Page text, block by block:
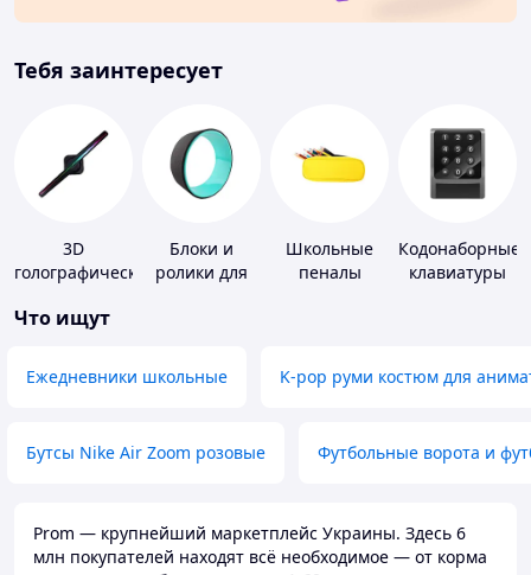
Тебя заинтересует
3D
голографические
Блоки и
ролики для
Школьные
пеналы
Кодонаборные
клавиатуры
Что ищут
Ежедневники школьные K-pop руми костюм для
Бутсы Nike Air Zoom розовые Футбольные ворота и
Prom — крупнейший маркетплейс Украины. Здесь 6
млн покупателей находят всё необходимое — от корма